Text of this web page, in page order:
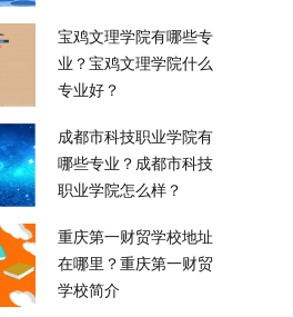
宝鸡文理学院有哪些专
业？宝鸡文理学院什么
专业好？
成都市科技职业学院有
哪些专业？成都市科技
职业学院怎么样？
重庆第一财贸学校地址
在哪里？重庆第一财贸
学校简介